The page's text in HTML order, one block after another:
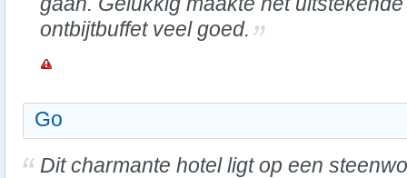
ontbijtbuffet veel goed.
Go
Dit charmante hotel ligt op een